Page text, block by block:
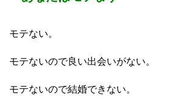
モテない。
モテないので良い出会いがない。
モテないので結婚できない。